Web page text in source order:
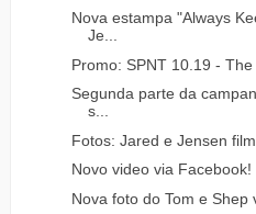
Nova estampa "Always
Je...
Promo: SPNT 10.19 -
Segunda parte da
s...
Fotos: Jared e Jensen
Novo video via Facebook!
Nova foto do Tom e Shep